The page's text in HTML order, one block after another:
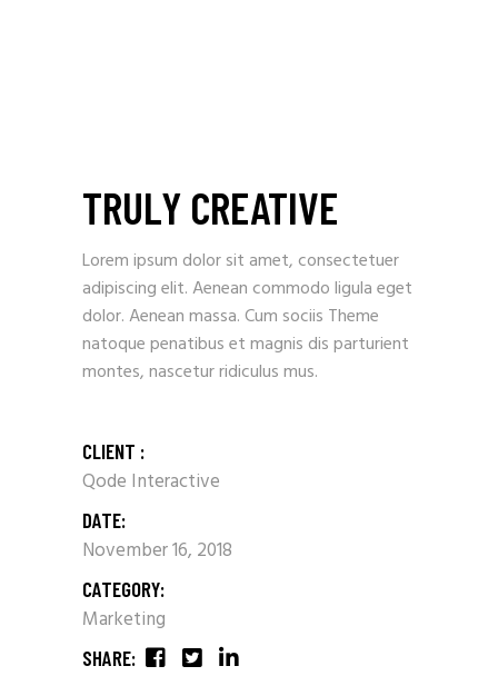
TRULY CREATIVE
Lorem ipsum dolor sit amet, consectetuer
adipiscing elit. Aenean commodo ligula eget
dolor. Aenean massa. Cum sociis Theme
natoque penatibus et magnis dis parturient
montes, nascetur ridiculus mus.
CLIENT :
Qode Interactive
DATE:
November 16, 2018
CATEGORY:
Marketing
SHARE: